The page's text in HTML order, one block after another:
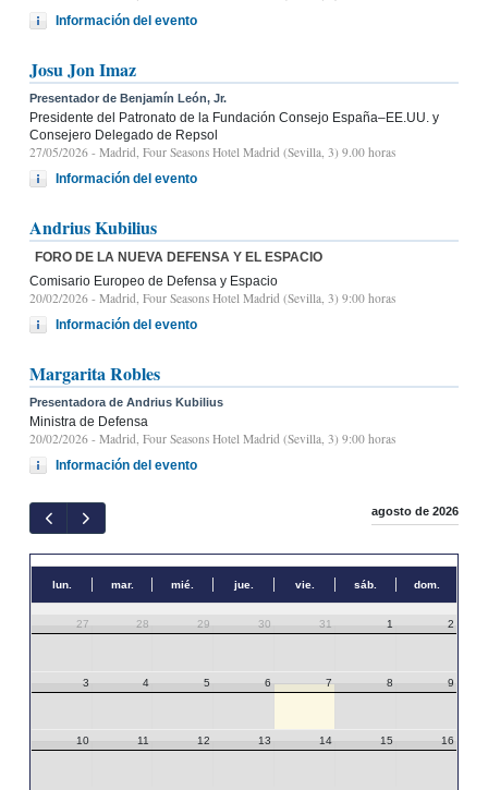
Información del evento
Josu Jon Imaz
Presentador de Benjamín León, Jr.
Presidente del Patronato de la Fundación Consejo España–EE.UU. y
Consejero Delegado de Repsol
27/05/2026 - Madrid, Four Seasons Hotel Madrid (Sevilla, 3) 9.00 horas
Información del evento
Andrius Kubilius
FORO DE LA NUEVA DEFENSA Y EL ESPACIO
Comisario Europeo de Defensa y Espacio
20/02/2026 - Madrid, Four Seasons Hotel Madrid (Sevilla, 3) 9:00 horas
Información del evento
Margarita Robles
Presentadora de Andrius Kubilius
Ministra de Defensa
20/02/2026 - Madrid, Four Seasons Hotel Madrid (Sevilla, 3) 9:00 horas
Información del evento
agosto de 2026
lun. mar. mié. jue. vie. sáb. dom.
27 28 29 30 31 1 2
3 4 5 6 7 8 9
10 11 12 13 14 15 16